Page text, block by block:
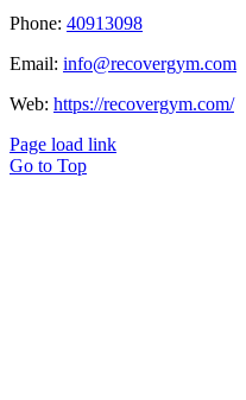
Phone: 40913098
Email: info@recovergym.com
Web: https://recovergym.com/
Page load link
Go to Top